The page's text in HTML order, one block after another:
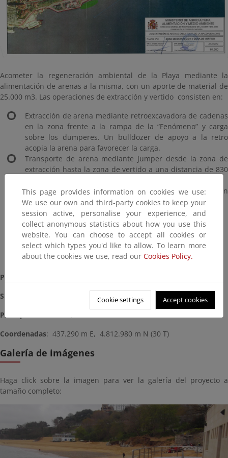
Acometer la regeneración ambiental de la Playa mediante la
alimentación de arenas a la misma, con un aporte de material de
25.000 m3. Las operaciones de extracción y vertido consisten en:
Extracción de arena mediante retroexcavadora de cadenas
en la zona frente a la rampa de la “Fenómeno” y carga
sobre los dumperes. Un bulldozer de apoyo a la retro
acopia la arena para favorecer la carga.
Transporte de arena mediante Jumper desde la zona de
extracción hasta la zona de vertido a una distancia de 830
Vertido de arena, extendido y perfilado con
retroexcavadora de cadenas.
Plazo:
Situación:
Presupuesto
Coordenadas: 437.290 m E, 4.812.980 m N (30 T)
Galería de imágenes
Haga click sobre la imagen para ver la galería del proyecto a
tamaño completo:
This page provides information on cookies we use:
We use our own and third-party cookies to keep your
session active, personalise your experience, and
collect anonymous statistics about how you use this
website. You can choose to accept all cookies or
select which types you'd like to allow. To learn more
about the cookies we use, read our Cookies Policy.
Cookie settings Accept cookies